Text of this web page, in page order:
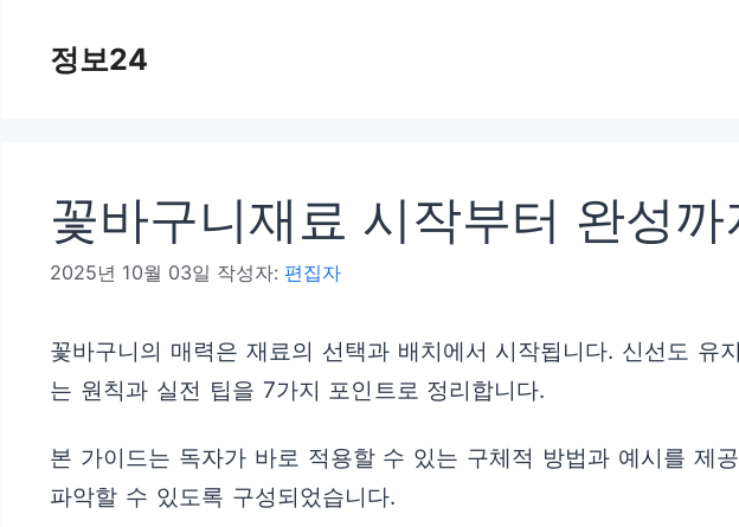
정보24
꽃바구니재료 시작부터 완성
2025년 10월 03일 작성자: 편집자
꽃바구니의 매력은 재료의 선택과 배치에서 시작됩니다. 신선도
는 원칙과 실전 팁을 7가지 포인트로 정리합니다.
본 가이드는 독자가 바로 적용할 수 있는 구체적 방법과 예시를 제
파악할 수 있도록 구성되었습니다.